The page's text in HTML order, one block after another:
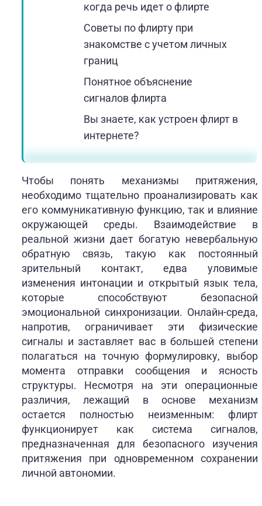
когда речь идет о флирте
Советы по флирту при
знакомстве с учетом личных
границ
Понятное объяснение
сигналов флирта
Вы знаете, как устроен флирт в
интернете?
Чтобы понять механизмы притяжения,
необходимо тщательно проанализировать как
его коммуникативную функцию, так и влияние
окружающей среды. Взаимодействие в
реальной жизни дает богатую невербальную
обратную связь, такую как постоянный
зрительный контакт, едва уловимые
изменения интонации и открытый язык тела,
которые способствуют безопасной
эмоциональной синхронизации. Онлайн-среда,
напротив, ограничивает эти физические
сигналы и заставляет вас в большей степени
полагаться на точную формулировку, выбор
момента отправки сообщения и ясность
структуры. Несмотря на эти операционные
различия, лежащий в основе механизм
остается полностью неизменным: флирт
функционирует как система сигналов,
предназначенная для безопасного изучения
притяжения при одновременном сохранении
личной автономии.